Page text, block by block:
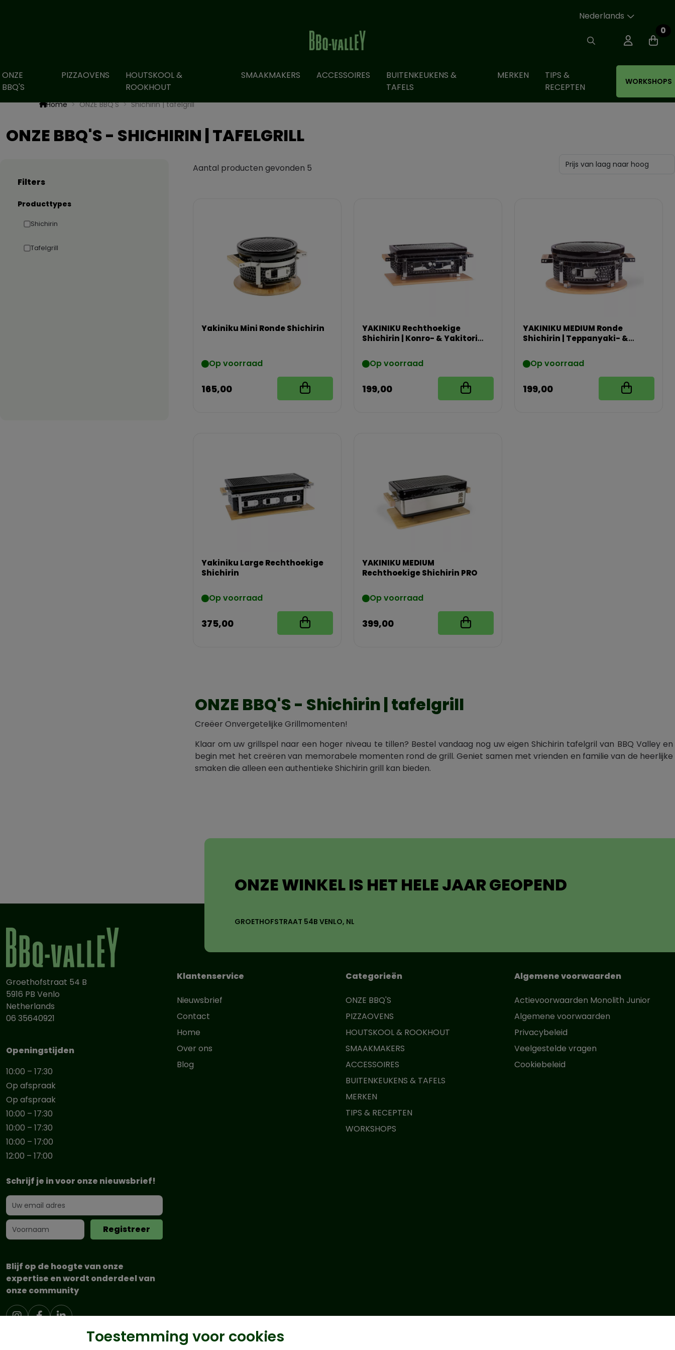
Nederlands
0
ONZE
BBQ'S
PIZZAOVENS
HOUTSKOOL &
ROOKHOUT
SMAAKMAKERS ACCESSOIRES
BUITENKEUKENS &
TAFELS
MERKEN
TIPS &
RECEPTEN
WORKSHOPS
Home ONZE BBQ'S Shichirin | tafelgrill
ONZE BBQ'S - SHICHIRIN | TAFELGRILL
Filters
Producttypes
Shichirin
Tafelgrill
Aantal producten gevonden 5
Yakiniku Mini Ronde Shichirin
Op voorraad
165,00
YAKINIKU Rechthoekige
Shichirin | Konro- & Yakitori
Op voorraad
199,00
YAKINIKU MEDIUM Ronde
Shichirin | Teppanyaki- &
Op voorraad
199,00
Yakiniku Large Rechthoekige
Shichirin
Op voorraad
375,00
YAKINIKU MEDIUM
Rechthoekige Shichirin PRO
Op voorraad
399,00
ONZE BBQ'S - Shichirin | tafelgrill
Creëer Onvergetelijke Grillmomenten!
Klaar om uw grillspel naar een hoger niveau te tillen? Bestel vandaag nog uw eigen Shichirin tafelgril van BBQ Valley en
begin met het creëren van memorabele momenten rond de grill. Geniet samen met vrienden en familie van de heerlijke
smaken die alleen een authentieke Shichirin grill kan bieden.
ONZE WINKEL IS HET HELE JAAR GEOPEND
GROETHOFSTRAAT 54B VENLO, NL
Groethofstraat 54 B
5916 PB Venlo
Netherlands
06 35640921
Openingstijden
10:00 – 17:30
Op afspraak
Op afspraak
10:00 – 17:30
10:00 – 17:30
10:00 – 17:00
12:00 – 17:00
Schrijf je in voor onze nieuwsbrief!
Blijf op de hoogte van onze
expertise en wordt onderdeel van
onze community
Klantenservice
Nieuwsbrief
Contact
Home
Over ons
Blog
Categorieën
ONZE BBQ'S
PIZZAOVENS
HOUTSKOOL & ROOKHOUT
SMAAKMAKERS
ACCESSOIRES
BUITENKEUKENS & TAFELS
MERKEN
TIPS & RECEPTEN
WORKSHOPS
Algemene voorwaarden
Actievoorwaarden Monolith Junior
Algemene voorwaarden
Privacybeleid
Veelgestelde vragen
Cookiebeleid
Toestemming voor cookies